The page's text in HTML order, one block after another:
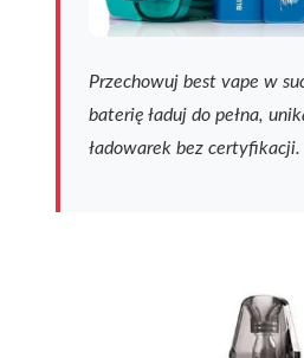
Przechowuj best vape w
baterię ładuj do pełna,
ładowarek bez certyfikacji.